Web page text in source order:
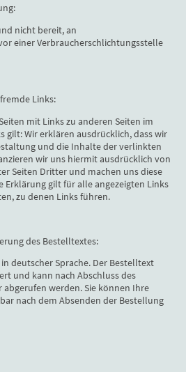
nicht bereit, an
einer Verbraucherschlichtungsstelle
Links:
mit Links zu anderen Seiten im
gilt: Wir erklären ausdrücklich, dass wir
und die Inhalte der verlinkten
wir uns hiermit ausdrücklich von
Seiten Dritter und machen uns diese
Erklärung gilt für alle angezeigten Links
zu denen Links führen.
des Bestelltextes:
deutscher Sprache. Der Bestelltext
und kann nach Abschluss des
werden. Sie können Ihre
nach dem Absenden der Bestellung